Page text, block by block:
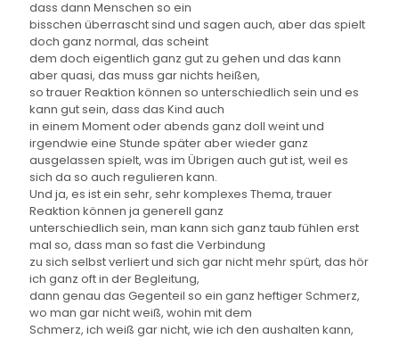
dass dann Menschen so ein
bisschen überrascht sind und sagen auch, aber das spielt
doch ganz normal, das scheint
dem doch eigentlich ganz gut zu gehen und das kann
aber quasi, das muss gar nichts heißen,
so trauer Reaktion können so unterschiedlich sein und es
kann gut sein, dass das Kind auch
in einem Moment oder abends ganz doll weint und
irgendwie eine Stunde später aber wieder ganz
ausgelassen spielt, was im Übrigen auch gut ist, weil es
sich da so auch regulieren kann.
Und ja, es ist ein sehr, sehr komplexes Thema, trauer
Reaktion können ja generell ganz
unterschiedlich sein, man kann sich ganz taub fühlen erst
mal so, dass man so fast die Verbindung
zu sich selbst verliert und sich gar nicht mehr spürt, das hör
ich ganz oft in der Begleitung,
dann genau das Gegenteil so ein ganz heftiger Schmerz,
wo man gar nicht weiß, wohin mit dem
Schmerz, ich weiß gar nicht, wie ich den aushalten kann,